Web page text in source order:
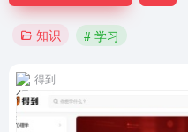
知识 # 学习
得到